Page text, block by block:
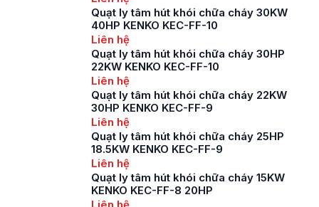
Quạt ly tâm hút khói chữa cháy 30KW
40HP KENKO KEC-FF-10
Liên hệ
Quạt ly tâm hút khói chữa cháy 30HP
22KW KENKO KEC-FF-10
Liên hệ
Quạt ly tâm hút khói chữa cháy 22KW
30HP KENKO KEC-FF-9
Liên hệ
Quạt ly tâm hút khói chữa cháy 25HP
18.5KW KENKO KEC-FF-9
Liên hệ
Quạt ly tâm hút khói chữa cháy 15KW
KENKO KEC-FF-8 20HP